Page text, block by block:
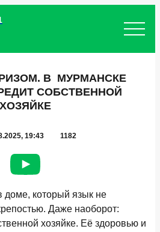
В МУРМАНСКЕ
СОБСТВЕННОЙ
ХОЗЯЙКЕ
19:43 1182
доме, который язык не
Даже наоборот:
хозяйке. Её здоровью и